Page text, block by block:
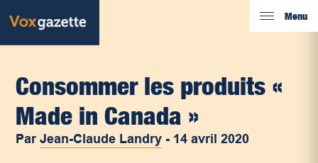
Menu
Consommer les produits «
Made in Canada »
ParJean-Claude Landry - 14 avril 2020